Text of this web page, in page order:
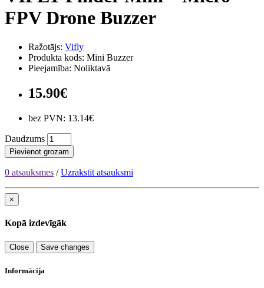
FPV Drone Buzzer
Ražotājs: Vifly
Produkta kods: Mini Buzzer
Pieejamība: Noliktavā
15.90€
bez PVN: 13.14€
Daudzums
Pievienot grozam
0 atsauksmes /Uzrakstīt atsauksmi
×
Kopā izdevīgāk
Close Save changes
Informācija